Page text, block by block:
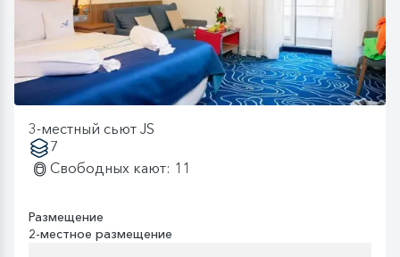
3-местный сьют JS
7
Свободных кают: 11
Размещение
2-местное размещение